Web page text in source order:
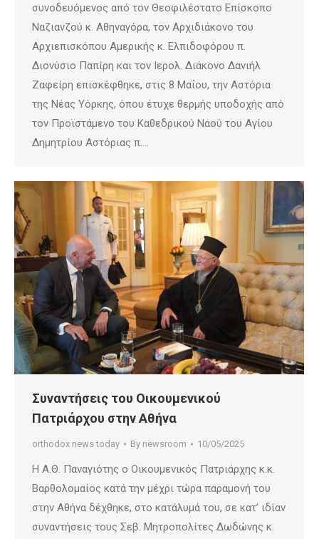
συνοδευόμενος από τον Θεοφιλέστατο Επίσκοπο
Ναζιανζού κ. Αθηναγόρα, τον Αρχιδιάκονο του
Αρχιεπισκόπου Αμερικής κ. Ελπιδοφόρου π.
Διονύσιο Παπίρη και τον Ιερολ. Διάκονο Δανιήλ
Ζαφείρη επισκέφθηκε, στις 8 Μαΐου, την Αστόρια
της Νέας Υόρκης, όπου έτυχε θερμής υποδοχής από
τον Προϊστάμενο του Καθεδρικού Ναού του Αγίου
Δημητρίου Αστόριας π.…
Συναντήσεις του Οικουμενικού
Πατριάρχου στην Αθήνα
orthodox news today By newsroom 10/05/2025
Η Α.Θ. Παναγιότης ο Οικουμενικός Πατριάρχης κ.κ.
Βαρθολομαίος κατά την μέχρι τώρα παραμονή του
στην Αθήνα δέχθηκε, στο κατάλυμά του, σε κατ’ ιδίαν
συναντήσεις τους Σεβ. Μητροπολίτες Δωδώνης κ.